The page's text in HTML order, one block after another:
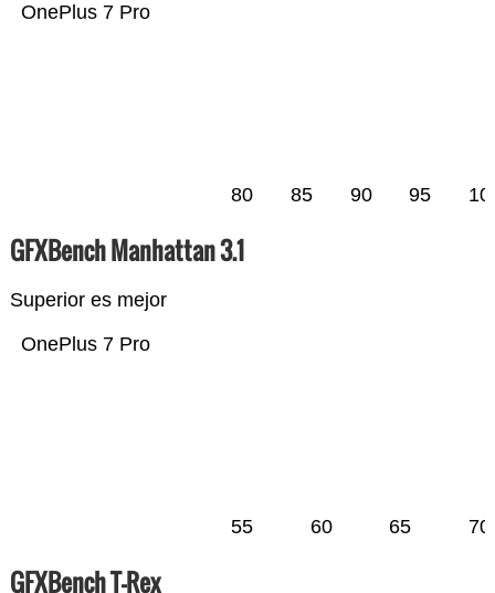
OnePlus 7 Pro
80 85 90 95
GFXBench Manhattan 3.1
Superior es mejor
OnePlus 7 Pro
55 60 65 70
GFXBench T-Rex